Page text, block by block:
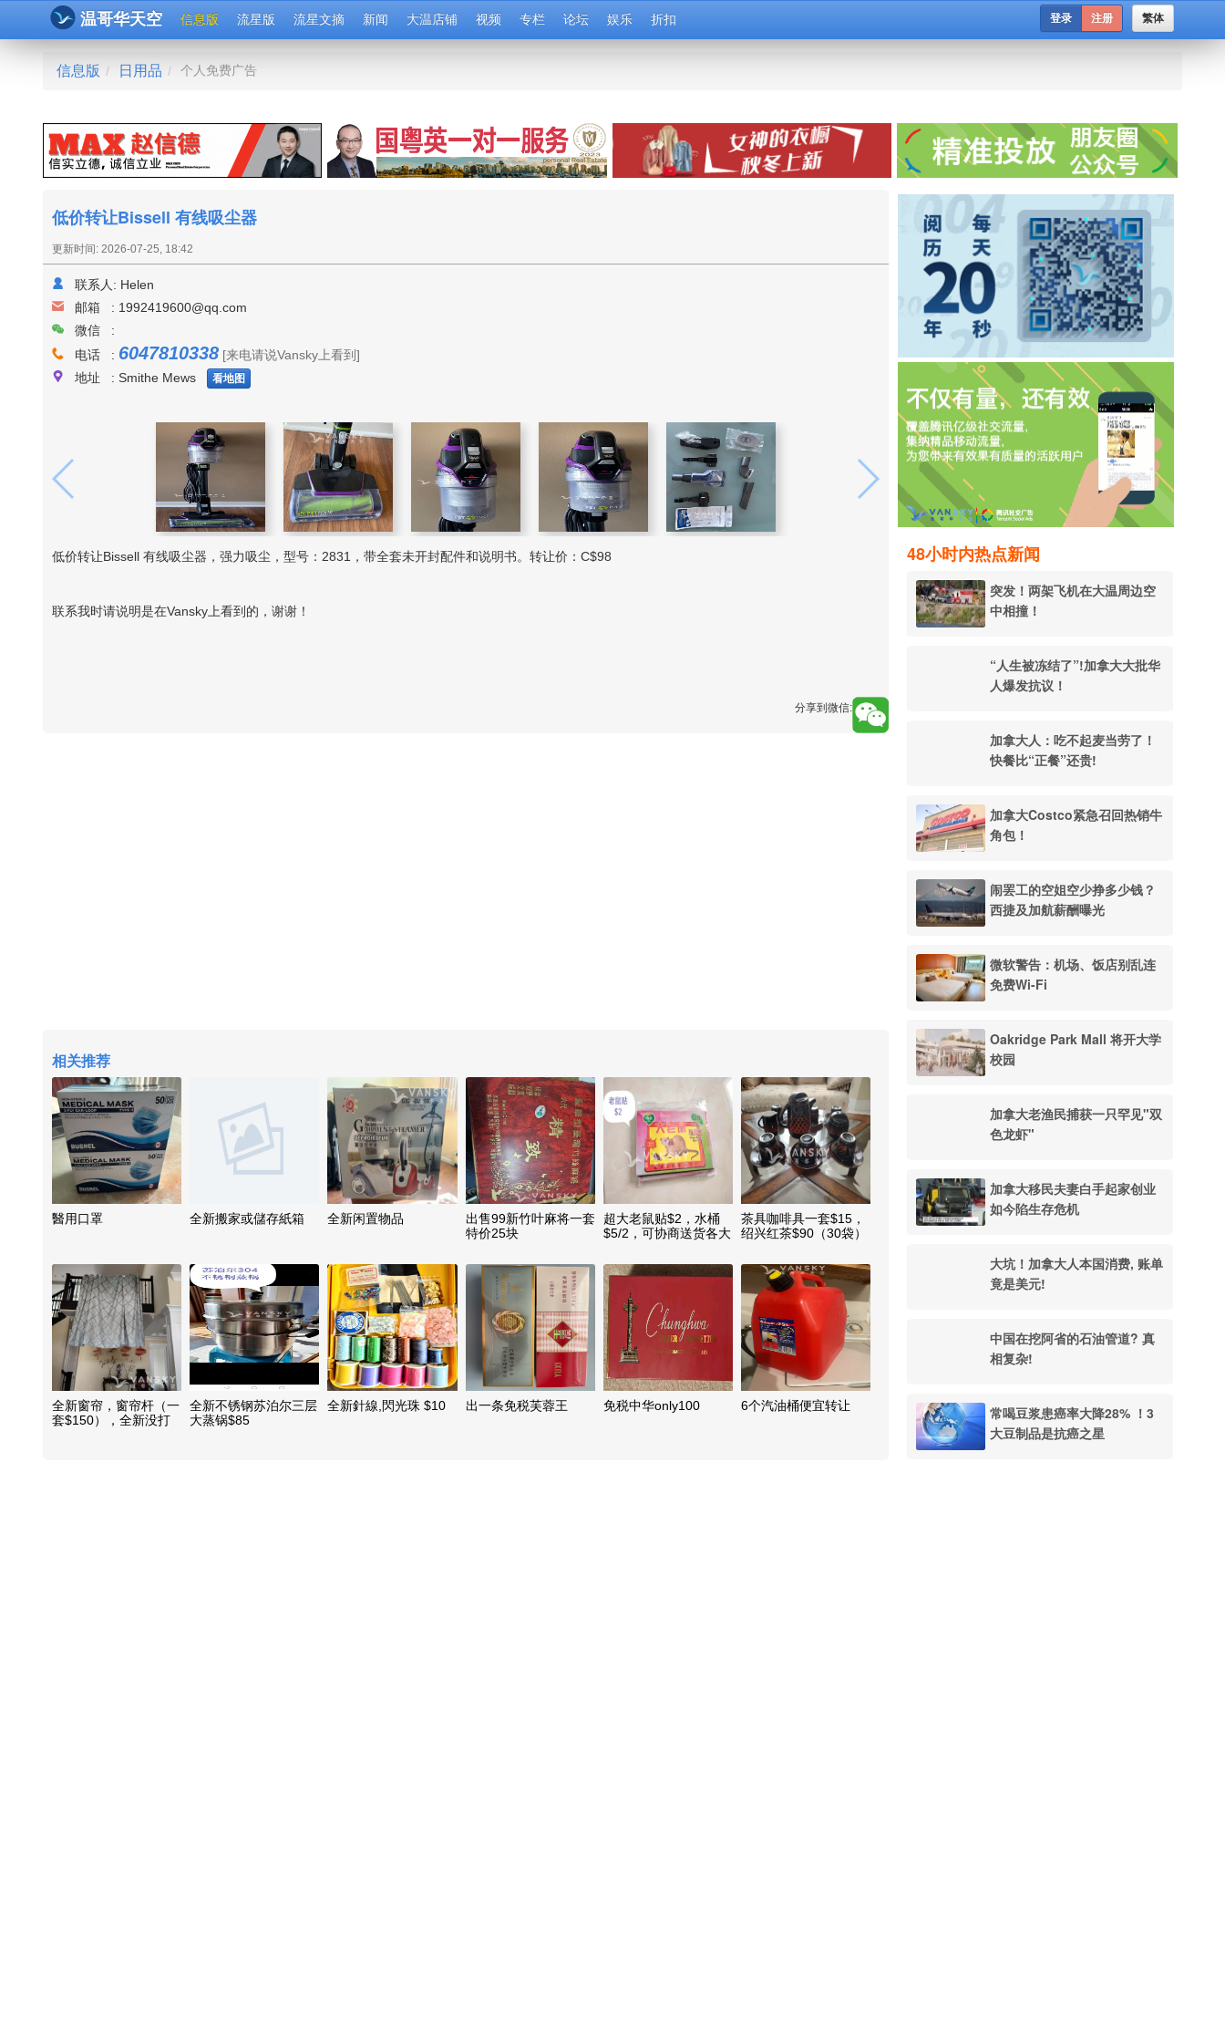
温哥华天空 信息版 流星版 流星文摘 新闻 大温店铺 视频 专栏 论坛 娱乐 折扣 繁体
登录 注册
信息版 / 日用品 / 个人免费广告
48小时内热点新闻
突发！两架飞机在大温周边空
中相撞！
“人生被冻结了”!加拿大大批华
人爆发抗议！
加拿大人：吃不起麦当劳了！
快餐比“正餐”还贵!
加拿大Costco紧急召回热销牛
角包！
闹罢工的空姐空少挣多少钱？
西捷及加航薪酬曝光
微软警告：机场、饭店别乱连
免费Wi-Fi
Oakridge Park Mall 将开大学
校园
加拿大老渔民捕获一只罕见"双
色龙虾"
加拿大移民夫妻白手起家创业
如今陷生存危机
大坑！加拿大人本国消费, 账单
竟是美元!
中国在挖阿省的石油管道? 真
相复杂!
常喝豆浆患癌率大降28% ！3
大豆制品是抗癌之星
低价转让Bissell 有线吸尘器
更新时间: 2026-07-25, 18:42
联系人: Helen
邮箱 : 1992419600@qq.com
微信 :
电话 : 6047810338 [来电请说Vansky上看到]
地址 : Smithe Mews
看地图
低价转让Bissell 有线吸尘器，强力吸尘，型号：2831，带全套未开封配件和说明书。转让价：C$98
联系我时请说明是在Vansky上看到的，谢谢！
分享到微信:
相关推荐
醫用口罩 全新搬家或儲存紙箱 全新闲置物品
出售99新竹叶麻将一套
特价25块
超大老鼠贴$2，水桶
$5/2，可协商送货各大
茶具咖啡具一套$15，
绍兴红茶$90（30袋）
全新窗帘，窗帘杆（一
套$150），全新没打
全新不锈钢苏泊尔三层
大蒸锅$85
全新針線,閃光珠 $10 出一条免税芙蓉王 免税中华only100 6个汽油桶便宜转让